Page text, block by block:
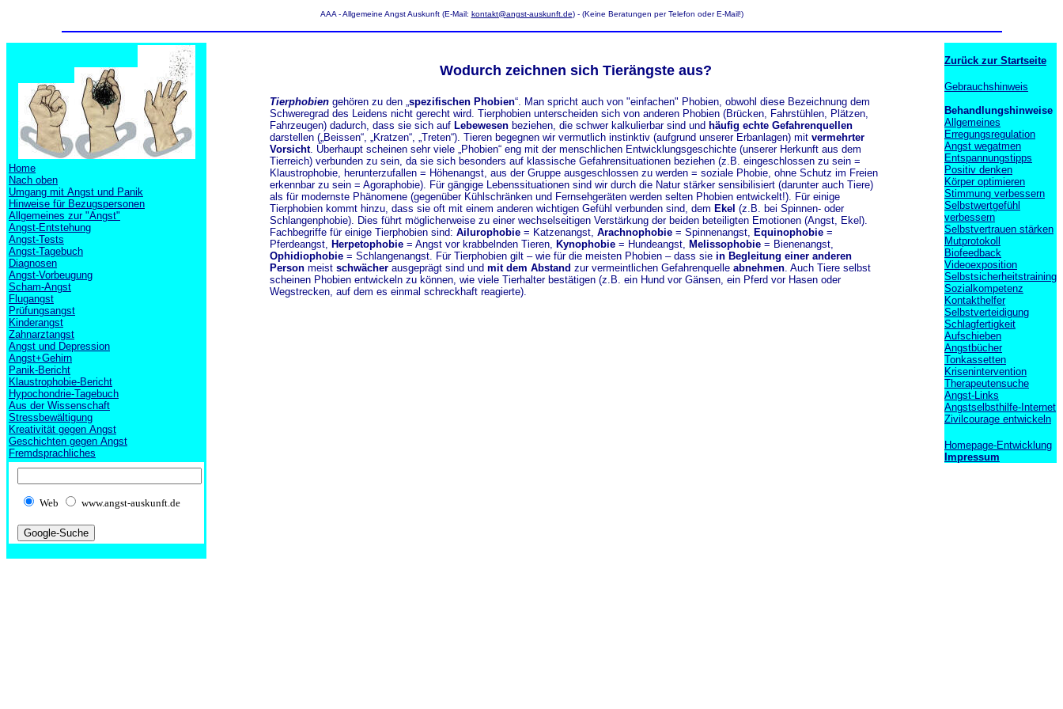
AAA - Allgemeine Angst Auskunft (E-Mail: kontakt@angst-auskunft.de) - (Keine Beratungen per Telefon oder E-Mail!)
Home
Nach oben
Umgang mit Angst und Panik
Hinweise für Bezugspersonen
Allgemeines zur "Angst"
Angst-Entstehung
Angst-Tests
Angst-Tagebuch
Diagnosen
Angst-Vorbeugung
Scham-Angst
Flugangst
Prüfungsangst
Kinderangst
Zahnarztangst
Angst und Depression
Angst+Gehirn
Panik-Bericht
Klaustrophobie-Bericht
Hypochondrie-Tagebuch
Aus der Wissenschaft
Stressbewältigung
Kreativität gegen Angst
Geschichten gegen Angst
Fremdsprachliches
Web www.angst-auskunft.de
Wodurch zeichnen sich Tierängste aus?
Tierphobiengehören zu den „spezifischen Phobien“. Man spricht auch von "einfachen" Phobien, obwohl diese Bezeichnung dem
Schweregrad des Leidens nicht gerecht wird. Tierphobien unterscheiden sich von anderen Phobien (Brücken, Fahrstühlen, Plätzen,
Fahrzeugen) dadurch, dass sie sich auf Lebewesenbeziehen, die schwer kalkulierbar sind und häufig echte Gefahrenquellen
darstellen („Beissen“, „Kratzen“, „Treten“). Tieren begegnen wir vermutlich instinktiv (aufgrund unserer Erbanlagen) mit vermehrter
Vorsicht. Überhaupt scheinen sehr viele „Phobien“ eng mit der menschlichen Entwicklungsgeschichte (unserer Herkunft aus dem
Tierreich) verbunden zu sein, da sie sich besonders auf klassische Gefahrensituationen beziehen (z.B. eingeschlossen zu sein =
Klaustrophobie, herunterzufallen = Höhenangst, aus der Gruppe ausgeschlossen zu werden = soziale Phobie, ohne Schutz im Freien
erkennbar zu sein = Agoraphobie). Für gängige Lebenssituationen sind wir durch die Natur stärker sensibilisiert (darunter auch Tiere)
als für modernste Phänomene (gegenüber Kühlschränken und Fernsehgeräten werden selten Phobien entwickelt!). Für einige
Tierphobien kommt hinzu, dass sie oft mit einem anderen wichtigen Gefühl verbunden sind, dem Ekel (z.B. bei Spinnen- oder
Schlangenphobie). Dies führt möglicherweise zu einer wechselseitigen Verstärkung der beiden beteiligten Emotionen (Angst, Ekel).
Fachbegriffe für einige Tierphobien sind: Ailurophobie= Katzenangst, Arachnophobie= Spinnenangst, Equinophobie=
Pferdeangst, Herpetophobie= Angst vor krabbelnden Tieren, Kynophobie= Hundeangst, Melissophobie= Bienenangst,
Ophidiophobie= Schlangenangst. Für Tierphobien gilt – wie für die meisten Phobien – dass sie in Begleitung einer anderen
Personmeist schwächerausgeprägt sind und mit dem Abstand zur vermeintlichen Gefahrenquelle abnehmen. Auch Tiere selbst
scheinen Phobien entwickeln zu können, wie viele Tierhalter bestätigen (z.B. ein Hund vor Gänsen, ein Pferd vor Hasen oder
Wegstrecken, auf dem es einmal schreckhaft reagierte).
Zurück zur Startseite
Gebrauchshinweis
Behandlungshinweise
Allgemeines
Erregungsregulation
Angst wegatmen
Entspannungstipps
Positiv denken
Körper optimieren
Stimmung verbessern
Selbstwertgefühl
verbessern
Selbstvertrauen stärken
Mutprotokoll
Biofeedback
Videoexposition
Selbstsicherheitstraining
Sozialkompetenz
Kontakthelfer
Selbstverteidigung
Schlagfertigkeit
Aufschieben
Angstbücher
Tonkassetten
Krisenintervention
Therapeutensuche
Angst-Links
Angstselbsthilfe-Internet
Zivilcourage entwickeln
Homepage-Entwicklung
Impressum